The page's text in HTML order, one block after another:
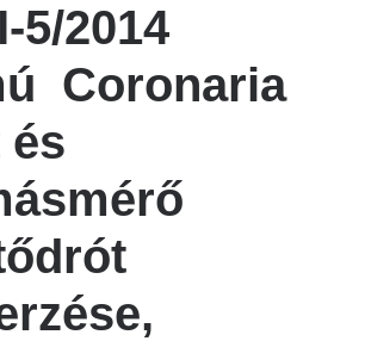
5/2014
Coronaria
és